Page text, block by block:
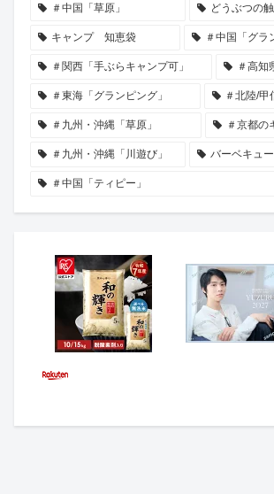
＃中国「草原」 どうぶつの
キャンプ 知恵袋 ＃中国「グラ
＃関西「手ぶらキャンプ可」 ＃高知
＃東海「グランピング」 ＃北陸/甲
＃九州・沖縄「草原」 ＃京都の
＃九州・沖縄「川遊び」 バーベキュ
＃中国「ティピー」